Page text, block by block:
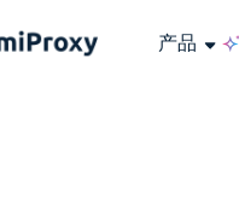
产品